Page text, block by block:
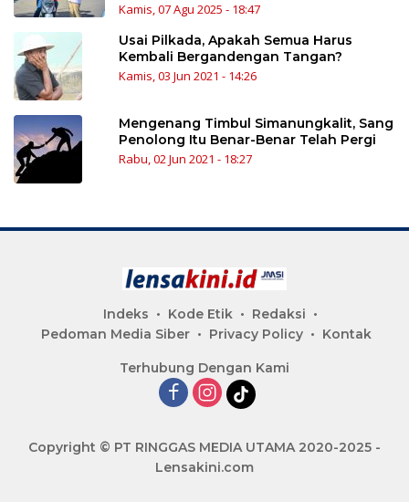
Kamis, 07 Agu 2025 - 18:47
Usai Pilkada, Apakah Semua Harus
Kembali Bergandengan Tangan?
Kamis, 03 Jun 2021 - 14:26
Mengenang Timbul Simanungkalit, Sang
Penolong Itu Benar-Benar Telah Pergi
Rabu, 02 Jun 2021 - 18:27
Indeks Kode Etik
Redaksi
Pedoman Media Siber
Privacy Policy Kontak
Terhubung Dengan Kami
Copyright © PT RINGGAS MEDIA UTAMA 2020-2025 -
Lensakini.com